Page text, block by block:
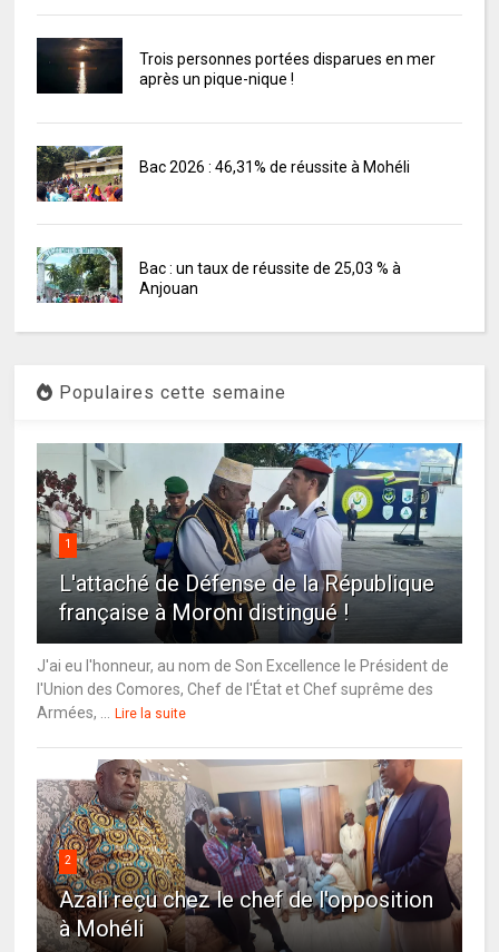
Trois personnes portées disparues en mer
après un pique-nique !
Bac 2026 : 46,31% de réussite à Mohéli
Bac : un taux de réussite de 25,03 % à
Anjouan
Populaires cette semaine
1
L'attaché de Défense de la République
française à Moroni distingué !
J'ai eu l'honneur, au nom de Son Excellence le Président de
l'Union des Comores, Chef de l'État et Chef suprême des
Armées, ... Lire la suite
2
Azali reçu chez le chef de l'opposition
à Mohéli